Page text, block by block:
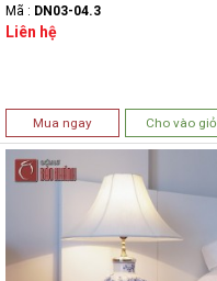
Mã : DN03-04.3
Liên hệ
Mua ngay Cho vào giỏ